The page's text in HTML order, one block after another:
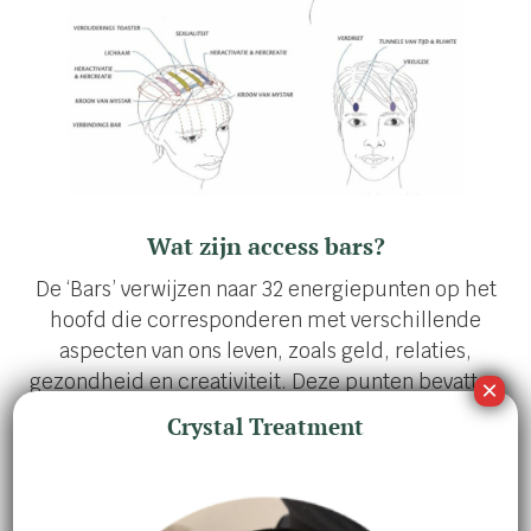
Wat zijn access bars?
De ‘Bars’ verwijzen naar 32 energiepunten op het
hoofd die corresponderen met verschillende
aspecten van ons leven, zoals geld, relaties,
gezondheid en creativiteit. Deze punten bevatten
de energetische lading van oude overtuigingen,
gedachten en emoties die we in de loop van de tijd
te raken, wordt de energie in deze gebieden
Crystal Treatment